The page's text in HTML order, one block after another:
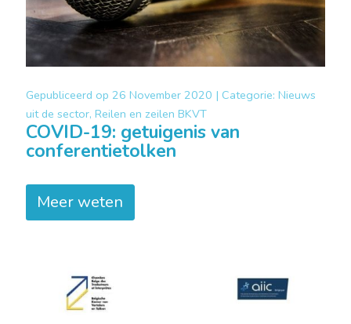
Gepubliceerd op 26 November 2020 | Categorie: Nieuws
uit de sector, Reilen en zeilen BKVT
COVID-19: getuigenis van
conferentietolken
Meer weten